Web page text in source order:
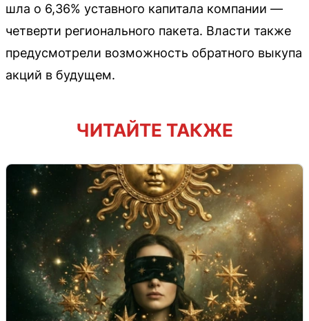
шла о 6,36% уставного капитала компании —
четверти регионального пакета. Власти также
предусмотрели возможность обратного выкупа
акций в будущем.
ЧИТАЙТЕ ТАКЖЕ